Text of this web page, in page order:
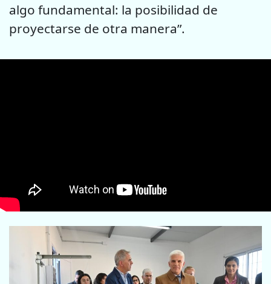
algo fundamental: la posibilidad de
proyectarse de otra manera”.